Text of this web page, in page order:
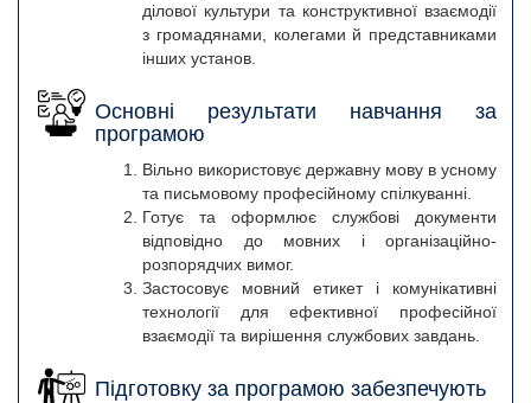
ділової культури та конструктивної взаємодії
з громадянами, колегами й представниками
інших установ.
Основні результати навчання за
програмою
Вільно використовує державну мову в усному
та письмовому професійному спілкуванні.
Готує та оформлює службові документи
відповідно до мовних і організаційно-
розпорядчих вимог.
Застосовує мовний етикет і комунікативні
технології для ефективної професійної
взаємодії та вирішення службових завдань.
Підготовку за програмою забезпечують